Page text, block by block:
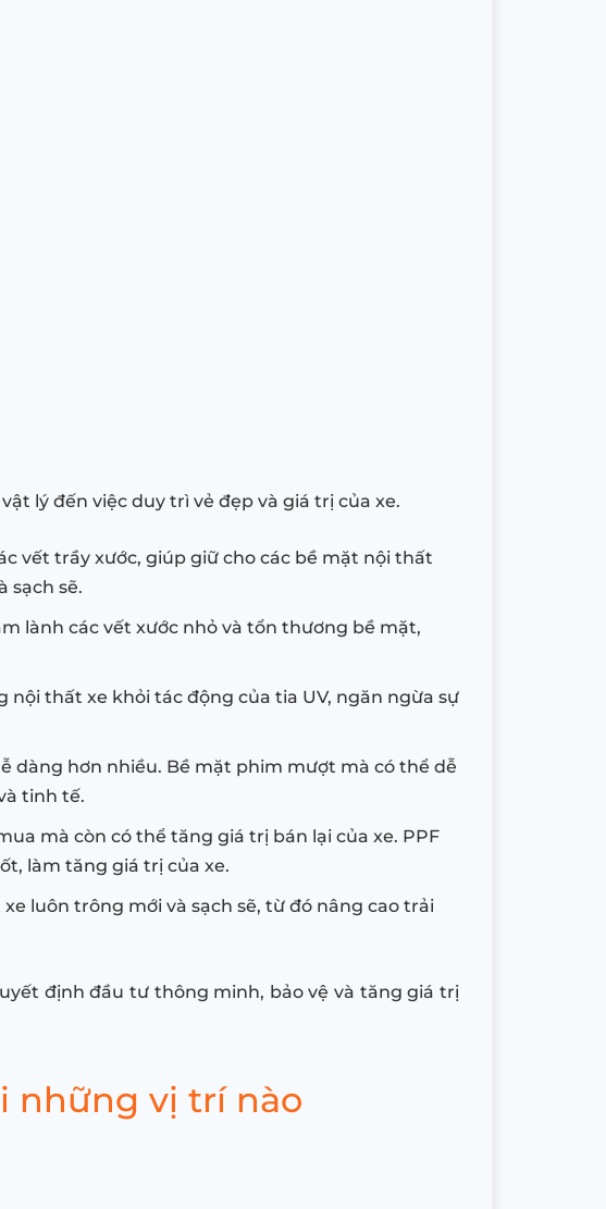
lý đến việc duy trì vẻ đẹp và giá trị của xe.
vết trầy xước, giúp giữ cho các bề mặt nội thất
sạch sẽ.
lành các vết xước nhỏ và tổn thương bề mặt,
nội thất xe khỏi tác động của tia UV, ngăn ngừa sự
dàng hơn nhiều. Bề mặt phim mượt mà có thể dễ
tinh tế.
mà còn có thể tăng giá trị bán lại của xe. PPF
làm tăng giá trị của xe.
luôn trông mới và sạch sẽ, từ đó nâng cao trải
định đầu tư thông minh, bảo vệ và tăng giá trị
những vị trí nào